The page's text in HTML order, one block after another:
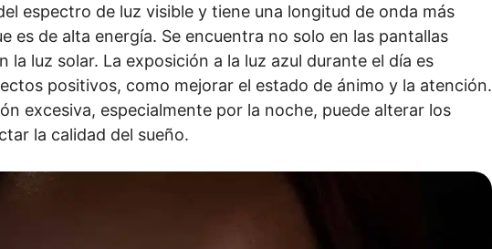
espectro de luz visible y tiene una longitud de onda más
es de alta energía. Se encuentra no solo en las pantallas
la luz solar. La exposición a la luz azul durante el día es
positivos, como mejorar el estado de ánimo y la atención.
excesiva, especialmente por la noche, puede alterar los
la calidad del sueño.